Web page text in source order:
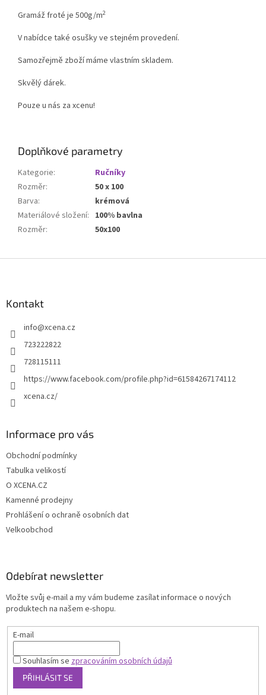
Gramáž froté je 500g/m2
V nabídce také osušky ve stejném provedení.
Samozřejmě zboží máme vlastním skladem.
Skvělý dárek.
Pouze u nás za xcenu!
Doplňkové parametry
Kategorie:
Ručníky
Rozměr:
50 x 100
Barva:
krémová
Materiálové složení: 100% bavlna
Rozměr: 50x100
Kontakt
info@xcena.cz
723222822
728115111
https://www.facebook.com/profile.php?id=61584267174112
xcena.cz/
Informace pro vás
Obchodní podmínky
Tabulka velikostí
O XCENA.CZ
Kamenné prodejny
Prohlášení o ochraně osobních dat
Velkoobchod
Odebírat newsletter
Vložte svůj e-mail a my vám budeme zasílat informace o nových
produktech na našem e-shopu.
E-mail
Souhlasím sezpracováním osobních údajů
PŘIHLÁSIT SE